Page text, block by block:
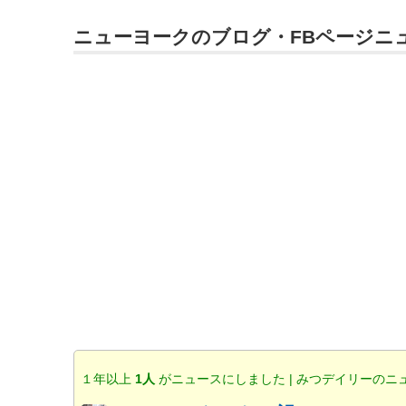
ニューヨークのブログ・FBページニ
１年以上 1人がニュースにしました | みつデイリーのニ